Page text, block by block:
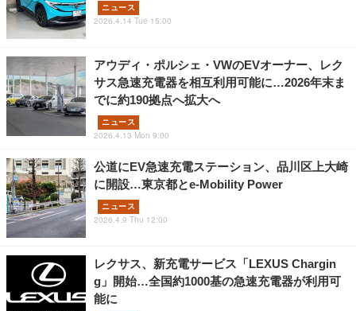
ニュース
2026.4.14 Tue 15:00
アウディ・ポルシェ・VWのEVオーナー、レク
サス急速充電器を相互利用可能に…2026年末ま
でに約190拠点へ拡大へ
ニュース
2026.4.13 Mon 9:00
公道にEV急速充電ステーション、品川区上大崎
に開設…東京都とe-Mobility Power
ニュース
2026.4.9 Thu 12:00
レクサス、新充電サービス「LEXUS Chargin
g」開始…全国約1000基の急速充電器が利用可
能に